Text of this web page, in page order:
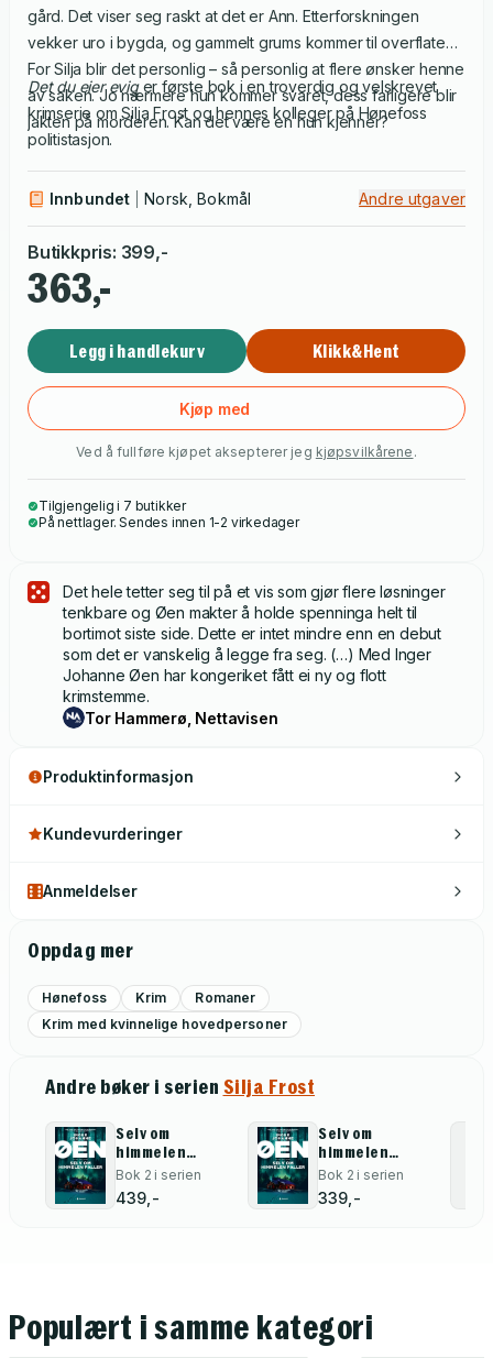
gård. Det viser seg raskt at det er Ann. Etterforskningen
vekker uro i bygda, og gammelt grums kommer til overflaten.
For Silja blir det personlig – så personlig at flere ønsker henne
av saken. Jo nærmere hun kommer svaret, dess farligere blir
jakten på morderen. Kan det være en hun kjenner?
Det du eier eviger første bok i en troverdig og velskrevet
krimserie om Silja Frost og hennes kolleger på Hønefoss
politistasjon.
Innbundet Norsk, Bokmål Andre utgaver
Butikkpris: 399,-
363,-
Legg i handlekurv Klikk&Hent
Kjøp med
Ved å fullføre kjøpet aksepterer jeg kjøpsvilkårene .
Tilgjengelig i 7 butikker
På nettlager. Sendes innen 1-2 virkedager
Det hele tetter seg til på et vis som gjør flere løsninger
tenkbare og Øen makter å holde spenninga helt til
bortimot siste side. Dette er intet mindre enn en debut
som det er vanskelig å legge fra seg. (…) Med Inger
Johanne Øen har kongeriket fått ei ny og flott
krimstemme.
Tor Hammerø, Nettavisen
Produktinformasjon
Kundevurderinger
Anmeldelser
Oppdag mer
Hønefoss Krim
Romaner
Krim med kvinnelige hovedpersoner
Andre bøker i serien Silja Frost
Selv om
himmelen
faller
Bok 2 i serien
439,-
Selv om
himmelen
faller
Bok 2 i serien
339,-
Populært i samme kategori